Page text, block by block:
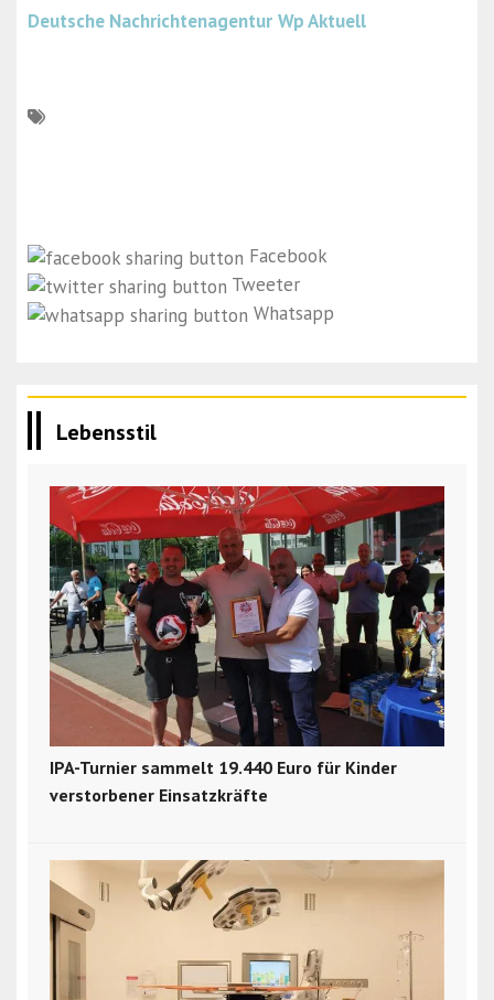
Deutsche Nachrichtenagentur Wp Aktuell
Facebook
Tweeter
Whatsapp
Lebensstil
IPA-Turnier sammelt 19.440 Euro für Kinder
verstorbener Einsatzkräfte